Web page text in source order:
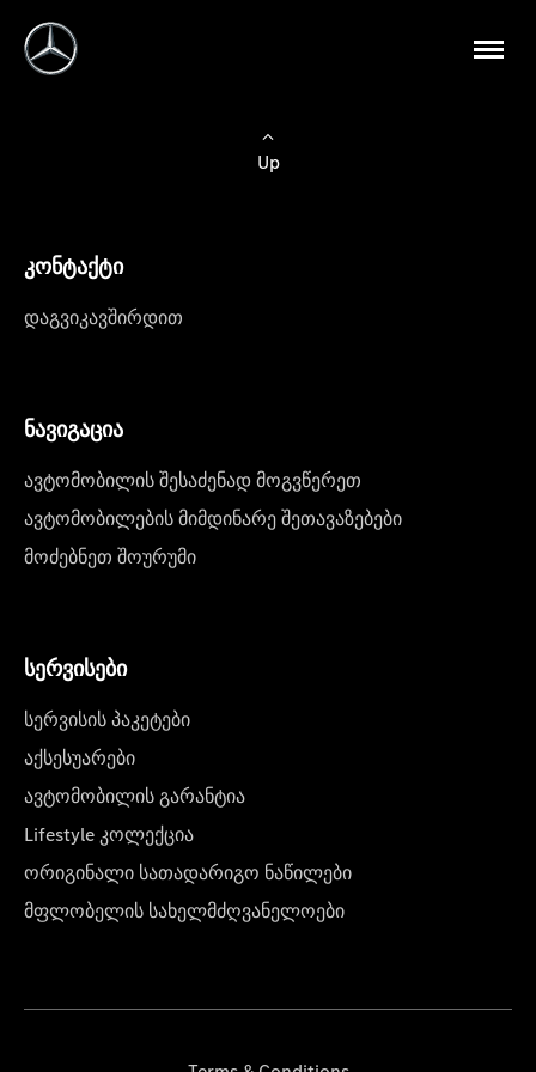
Up
კონტაქტი
დაგვიკავშირდით
ნავიგაცია
ავტომობილის შესაძენად მოგვწერეთ
ავტომობილების მიმდინარე შეთავაზებები
მოძებნეთ შოურუმი
სერვისები
სერვისის პაკეტები
აქსესუარები
ავტომობილის გარანტია
Lifestyle კოლექცია
ორიგინალი სათადარიგო ნაწილები
მფლობელის სახელმძღვანელოები